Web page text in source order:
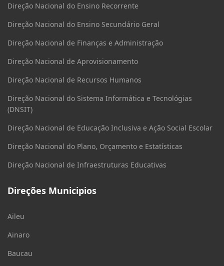
Direção Nacional do Ensino Recorrente
Direção Nacional do Ensino Secundário Geral
Direção Nacional de Finanças e Administração
Direção Nacional de Aprovisionamento
Direção Nacional de Recursos Humanos
Direção Nacional do Sistema Informática e Tecnológias
(DNSIT)
Direção Nacional de Educação Inclusiva e Ação Social Escolar
Direção Nacional do Plano, Orçamento e Estatísticas
Direção Nacional de Infraestruturas Educativas
Direções Municipios
Aileu
Ainaro
Baucau